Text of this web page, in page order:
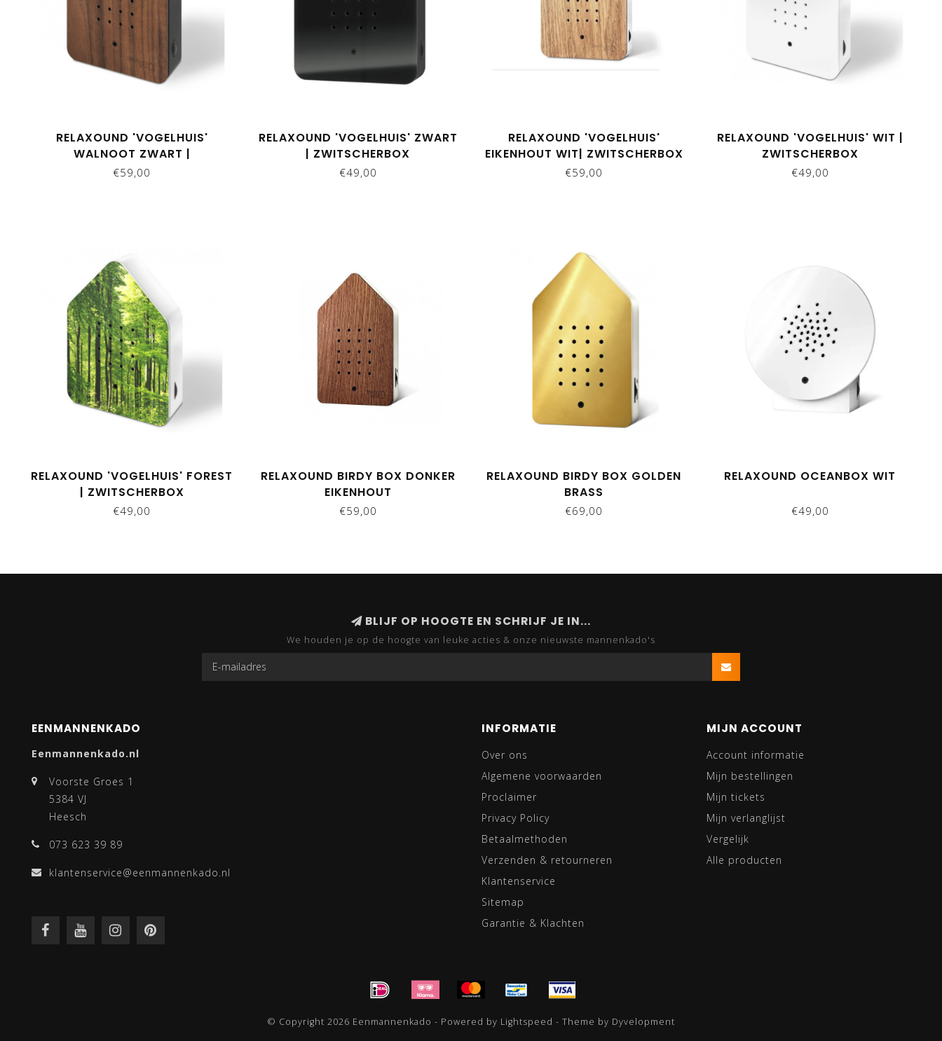
RELAXOUND 'VOGELHUIS'
WALNOOT ZWART |
ZWITSCHERBOX
€59,00
RELAXOUND 'VOGELHUIS' ZWART
| ZWITSCHERBOX
€49,00
RELAXOUND 'VOGELHUIS'
EIKENHOUT WIT| ZWITSCHERBOX
€59,00
RELAXOUND 'VOGELHUIS' WIT |
ZWITSCHERBOX
€49,00
RELAXOUND 'VOGELHUIS' FOREST
| ZWITSCHERBOX
€49,00
RELAXOUND BIRDY BOX DONKER
EIKENHOUT
€59,00
RELAXOUND BIRDY BOX GOLDEN
BRASS
€69,00
RELAXOUND OCEANBOX WIT
€49,00
BLIJF OP HOOGTE EN SCHRIJF JE IN...
We houden je op de hoogte van leuke acties & onze nieuwste mannenkado's
EENMANNENKADO
Eenmannenkado.nl
Voorste Groes 1
5384 VJ
Heesch
073 623 39 89
klantenservice@eenmannenkado.nl
INFORMATIE
Over ons
Algemene voorwaarden
Proclaimer
Privacy Policy
Betaalmethoden
Verzenden & retourneren
Klantenservice
Sitemap
Garantie & Klachten
MIJN ACCOUNT
Account informatie
Mijn bestellingen
Mijn tickets
Mijn verlanglijst
Vergelijk
Alle producten
© Copyright 2026 Eenmannenkado - Powered by Lightspeed - Theme by Dyvelopment